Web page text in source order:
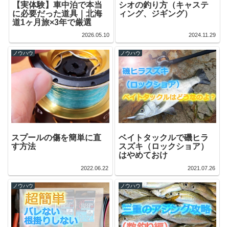
【実体験】車中泊で本当
に必要だった道具｜北海
道1ヶ月旅×3年で厳選
2026.05.10
シオの釣り方（キャステ
ィング、ジギング）
2024.11.29
ノウハウ
スプールの傷を簡単に直
す方法
2022.06.22
ノウハウ
ベイトタックルで磯ヒラ
スズキ（ロックショア）
はやめておけ
2021.07.26
ノウハウ ノウハウ